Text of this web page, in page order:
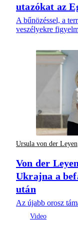
utazókat az
A bűnözéssel, a
veszélyekre
Ursula von der Leyen
Von der
Ukrajna a
után
Az újabb orosz